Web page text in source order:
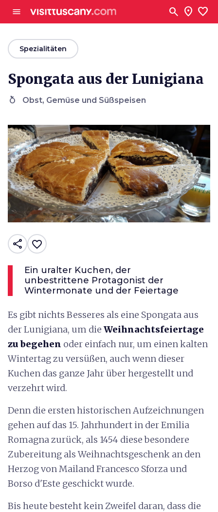
menu search location_on favorite
arrow_backSpezialitäten
Spongata aus der Lunigiana
nutrition Obst, Gemüse und Süßspeisen
share favorite_border
Ein uralter Kuchen, der
unbestrittene Protagonist der
Wintermonate und der Feiertage
Es gibt nichts Besseres als eine Spongata aus
der Lunigiana, um die Weihnachtsfeiertage
zu begehen oder einfach nur, um einen kalten
Wintertag zu versüßen, auch wenn dieser
Kuchen das ganze Jahr über hergestellt und
verzehrt wird.
Denn die ersten historischen Aufzeichnungen
gehen auf das 15. Jahrhundert in der Emilia
Romagna zurück, als 1454 diese besondere
Zubereitung als Weihnachtsgeschenk an den
Herzog von Mailand Francesco Sforza und
Borso d'Este geschickt wurde.
Bis heute besteht kein Zweifel daran, dass die